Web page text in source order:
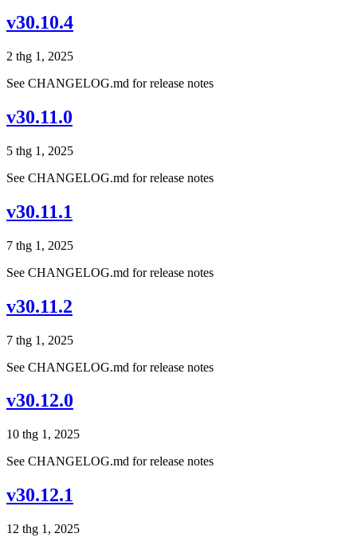
v30.10.4
2 thg 1, 2025
See CHANGELOG.md for release notes
v30.11.0
5 thg 1, 2025
See CHANGELOG.md for release notes
v30.11.1
7 thg 1, 2025
See CHANGELOG.md for release notes
v30.11.2
7 thg 1, 2025
See CHANGELOG.md for release notes
v30.12.0
10 thg 1, 2025
See CHANGELOG.md for release notes
v30.12.1
12 thg 1, 2025